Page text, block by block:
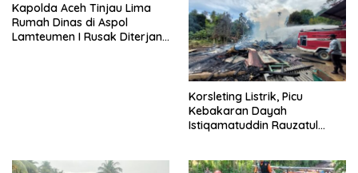
Kapolda Aceh Tinjau Lima
Rumah Dinas di Aspol
Lamteumen I Rusak Diterjang
Korsleting Listrik, Picu
Kebakaran Dayah
Istiqamatuddin Rauzatul